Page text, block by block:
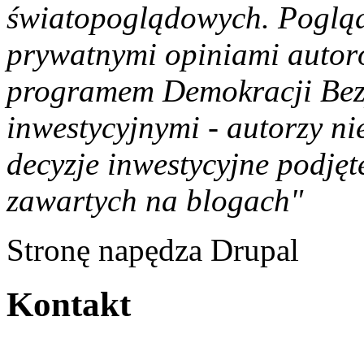
światopoglądowych.
prywatnymi opiniami
programem Demokracji
inwestycyjnymi - autorzy
decyzje inwestycyjne
zawartych na blogach"
Stronę napędza Drupal
Kontakt